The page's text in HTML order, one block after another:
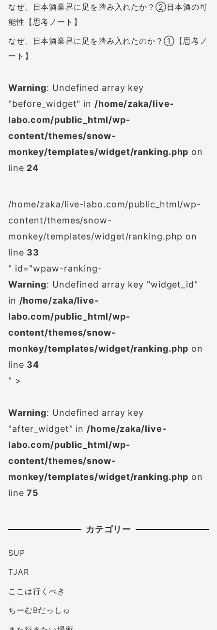
なぜ、日本酒業界に足を踏み入れたか？②日本酒の可
能性【思考ノート】
なぜ、日本酒業界に足を踏み入れたのか？①【思考ノ
ート】
Warning: Undefined array key
"before_widget" in /home/zaka/live-
labo.com/public_html/wp-
content/themes/snow-
monkey/templates/widget/ranking.php on
line 24
/home/zaka/live-labo.com/public_html/wp-
content/themes/snow-
monkey/templates/widget/ranking.php on
line 33
" id="wpaw-ranking-
Warning: Undefined array key "widget_id"
in /home/zaka/live-
labo.com/public_html/wp-
content/themes/snow-
monkey/templates/widget/ranking.php on
line 34
" >
Warning: Undefined array key
"after_widget" in /home/zaka/live-
labo.com/public_html/wp-
content/themes/snow-
monkey/templates/widget/ranking.php on
line75
カテゴリー
SUP
TJAR
ここは行くべき
ちーむBだっしゅ